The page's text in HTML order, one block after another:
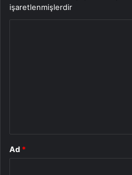
işaretlenmişlerdir
Ad *